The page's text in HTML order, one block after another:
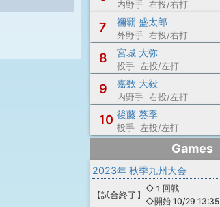
内野手 右投/右打
7 禰覇 盛太郎
外野手 右投/右打
8 宮城 大弥
投手 左投/左打
9 嘉数 大毅
内野手 右投/左打
10 後藤 葵季
投手 左投/左打
Games
2023年 秋季九州大会
【試合終了 】
◇１回戦
◇開始 10/29 13:35